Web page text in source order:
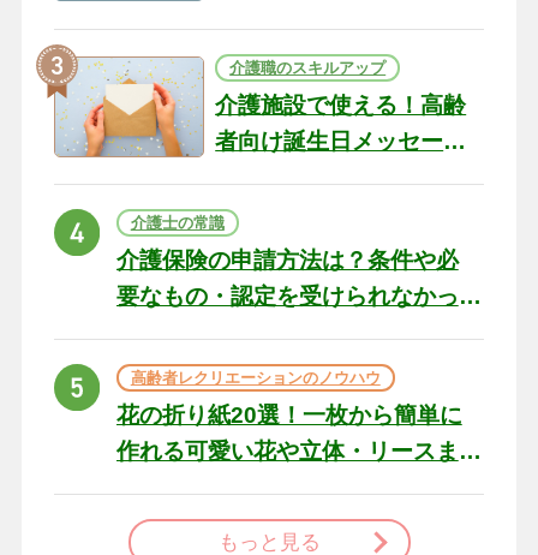
介護職のスキルアップ
介護施設で使える！高齢
者向け誕生日メッセージ
ト
介護士の常識
介護保険の申請方法は？条件や必
要なもの・認定を受けられなかっ
高齢者レクリエーションのノウハウ
花の折り紙20選！一枚から簡単に
作れる可愛い花や立体・リースま
もっと見る